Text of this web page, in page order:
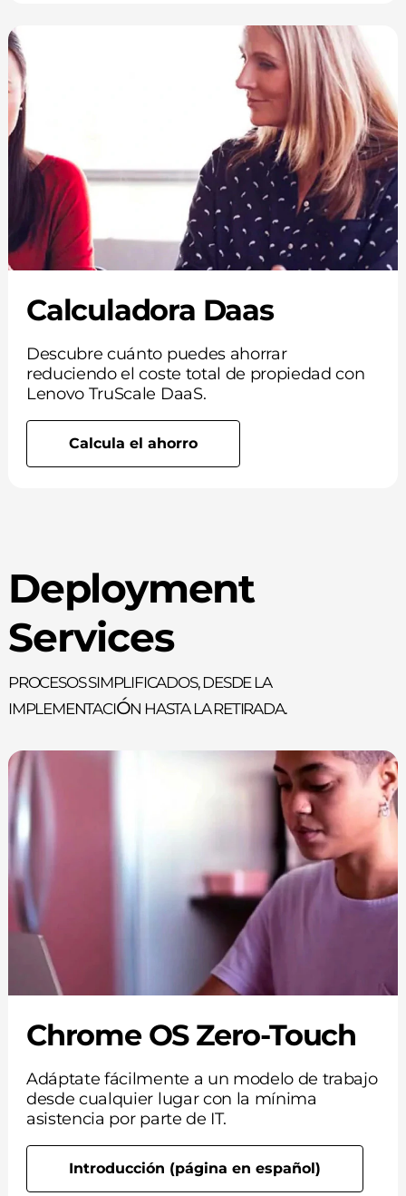
Calculadora Daas
Descubre cuánto puedes ahorrar
reduciendo el coste total de propiedad con
Lenovo TruScale DaaS.
Calcula el ahorro
Deployment
Services
Procesos simplificados, desde la
implementación hasta la retirada.
Chrome OS Zero-Touch
Adáptate fácilmente a un modelo de trabajo
desde cualquier lugar con la mínima
asistencia por parte de IT.
Introducción (página en español)